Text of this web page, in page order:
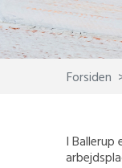
Forsiden
I